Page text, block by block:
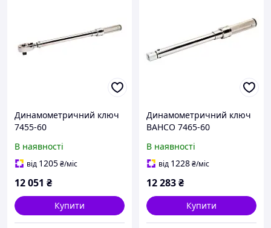
Динамометричний ключ
7455-60
В наявності
від 1205₴/міс
12 051 ₴
Купити
Динамометричний ключ
BAHCO 7465-60
В наявності
від 1228₴/міс
12 283₴
Купити